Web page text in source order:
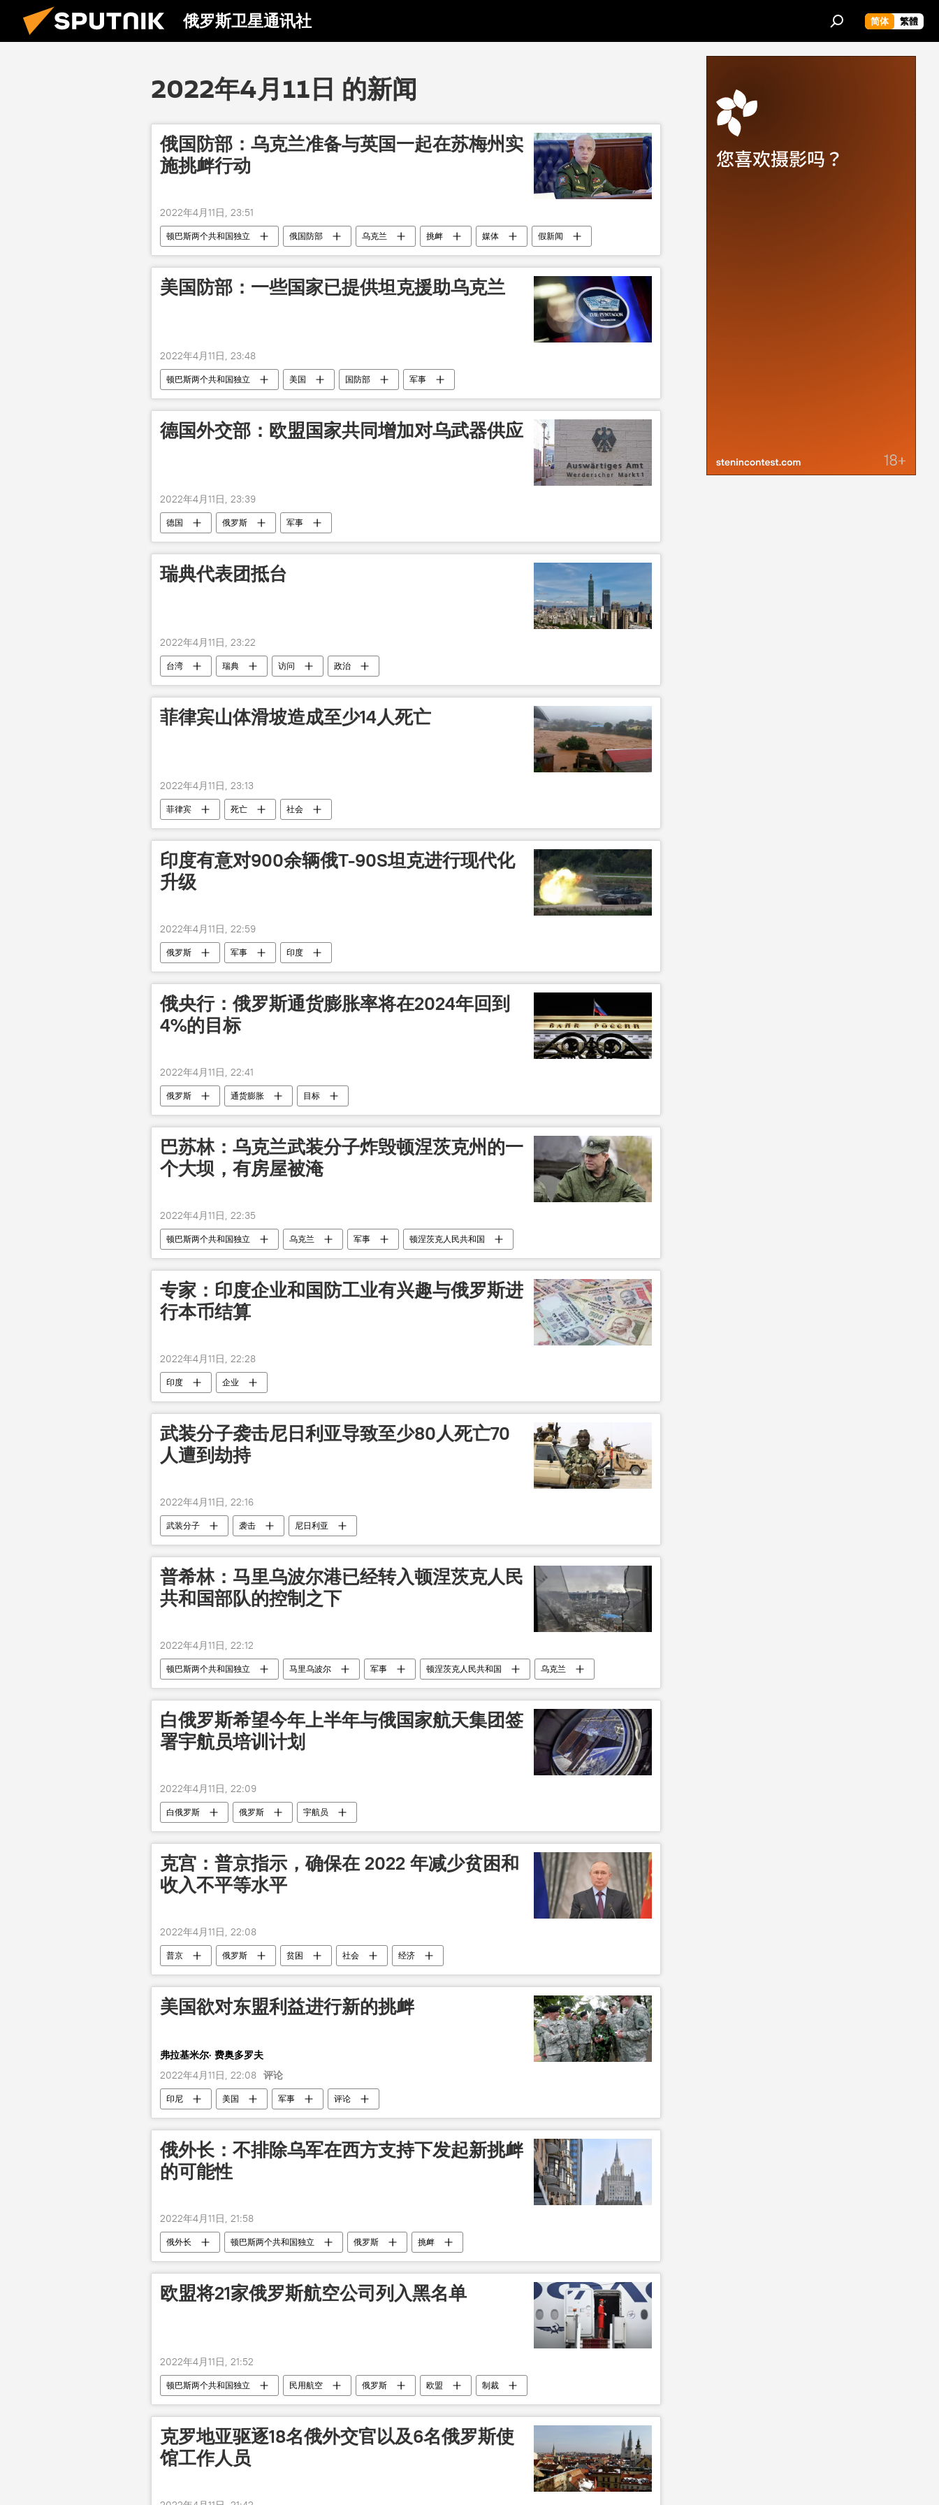
俄罗斯卫星通讯社 简体 繁體
2022年4月11日 的新闻
俄国防部：乌克兰准备与英国一起在苏梅州实
施挑衅行动
2022年4月11日, 23:51
顿巴斯两个共和国独立 俄国防部 乌克兰 挑衅 媒体 假新闻
美国防部：一些国家已提供坦克援助乌克兰
2022年4月11日, 23:48
顿巴斯两个共和国独立 美国 国防部 军事
德国外交部：欧盟国家共同增加对乌武器供应
2022年4月11日, 23:39
德国 俄罗斯 军事
瑞典代表团抵台
2022年4月11日, 23:22
台湾 瑞典 访问 政治
菲律宾山体滑坡造成至少14人死亡
2022年4月11日, 23:13
菲律宾 死亡 社会
印度有意对900余辆俄Т-90S坦克进行现代化
升级
2022年4月11日, 22:59
俄罗斯 军事 印度
俄央行：俄罗斯通货膨胀率将在2024年回到
4%的目标
2022年4月11日, 22:41
俄罗斯 通货膨胀 目标
巴苏林：乌克兰武装分子炸毁顿涅茨克州的一
个大坝，有房屋被淹
2022年4月11日, 22:35
顿巴斯两个共和国独立 乌克兰 军事 顿涅茨克人民共和国
专家：印度企业和国防工业有兴趣与俄罗斯进
行本币结算
2022年4月11日, 22:28
印度 企业
武装分子袭击尼日利亚导致至少80人死亡70
人遭到劫持
2022年4月11日, 22:16
武装分子 袭击 尼日利亚
普希林：马里乌波尔港已经转入顿涅茨克人民
共和国部队的控制之下
2022年4月11日, 22:12
顿巴斯两个共和国独立 马里乌波尔 军事 顿涅茨克人民共和国 乌克兰
白俄罗斯希望今年上半年与俄国家航天集团签
署宇航员培训计划
2022年4月11日, 22:09
白俄罗斯 俄罗斯 宇航员
克宫：普京指示，确保在 2022 年减少贫困和
收入不平等水平
2022年4月11日, 22:08
普京 俄罗斯 贫困 社会 经济
美国欲对东盟利益进行新的挑衅
弗拉基米尔· 费奥多罗夫
2022年4月11日, 22:08 评论
印尼 美国 军事 评论
俄外长：不排除乌军在西方支持下发起新挑衅
的可能性
2022年4月11日, 21:58
俄外长 顿巴斯两个共和国独立 俄罗斯 挑衅
欧盟将21家俄罗斯航空公司列入黑名单
2022年4月11日, 21:52
顿巴斯两个共和国独立 民用航空 俄罗斯 欧盟 制裁
克罗地亚驱逐18名俄外交官以及6名俄罗斯使
馆工作人员